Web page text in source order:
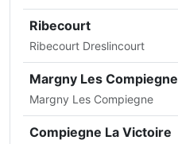
Ribecourt
Ribecourt Dreslincourt
Margny Les Compiegne
Margny Les Compiegne
Compiegne La Victoire